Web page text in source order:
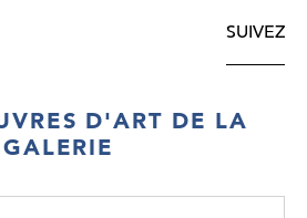
SUIVEZ
D'ART DE LA
GALERIE